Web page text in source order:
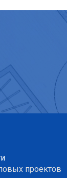
проектов